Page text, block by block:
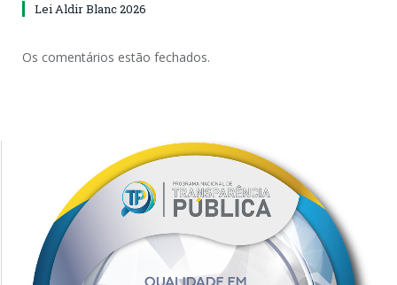
Lei Aldir Blanc 2026
Os comentários estão fechados.